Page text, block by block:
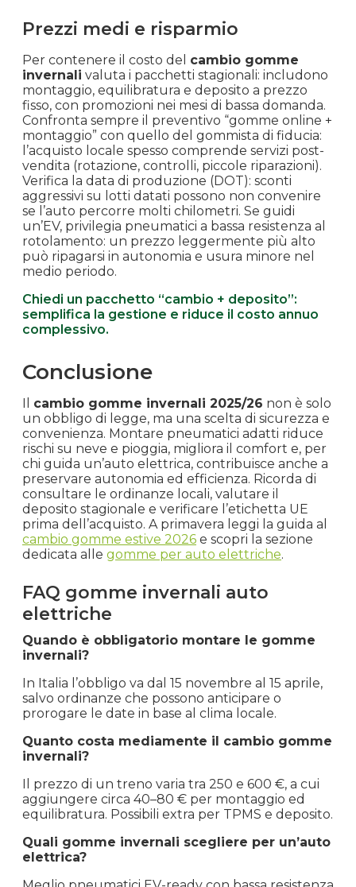
Prezzi medi e risparmio
Per contenere il costo del cambio gomme
invernali valuta i pacchetti stagionali: includono
montaggio, equilibratura e deposito a prezzo
fisso, con promozioni nei mesi di bassa domanda.
Confronta sempre il preventivo “gomme online +
montaggio” con quello del gommista di fiducia:
l’acquisto locale spesso comprende servizi post-
vendita (rotazione, controlli, piccole riparazioni).
Verifica la data di produzione (DOT): sconti
aggressivi su lotti datati possono non convenire
se l’auto percorre molti chilometri. Se guidi
un’EV, privilegia pneumatici a bassa resistenza al
rotolamento: un prezzo leggermente più alto
può ripagarsi in autonomia e usura minore nel
medio periodo.
Chiedi un pacchetto “cambio + deposito”:
semplifica la gestione e riduce il costo annuo
complessivo.
Conclusione
Il cambio gomme invernali 2025/26 non è solo
un obbligo di legge, ma una scelta di sicurezza e
convenienza. Montare pneumatici adatti riduce
rischi su neve e pioggia, migliora il comfort e, per
chi guida un’auto elettrica, contribuisce anche a
preservare autonomia ed efficienza. Ricorda di
consultare le ordinanze locali, valutare il
deposito stagionale e verificare l’etichetta UE
prima dell’acquisto. A primavera leggi la guida al
cambio gomme estive 2026 e scopri la sezione
dedicata alle gomme per auto elettriche.
FAQ gomme invernali auto
elettriche
Quando è obbligatorio montare le gomme
invernali?
In Italia l’obbligo va dal 15 novembre al 15 aprile,
salvo ordinanze che possono anticipare o
prorogare le date in base al clima locale.
Quanto costa mediamente il cambio gomme
invernali?
Il prezzo di un treno varia tra 250 e 600 €, a cui
aggiungere circa 40–80 € per montaggio ed
equilibratura. Possibili extra per TPMS e deposito.
Quali gomme invernali scegliere per un’auto
elettrica?